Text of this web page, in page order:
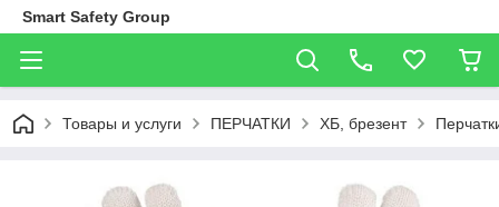
Smart Safety Group
Товары и услуги ПЕРЧАТКИ ХБ, брезент